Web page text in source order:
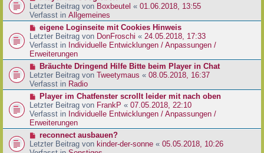
a
g
B
e
i
r
a
g
e
u
e
r
B
e
i
r
a
g
Letzter Beitrag von Boxbeutel « 01.06.2018, 13:55
Verfasst in Allgemeines
N
e
u
e
r
B
e
i
r
a
g
eigene Loginseite mit Cookies Hinweis
Letzter Beitrag von DonFroschi « 24.05.2018, 17:33
Verfasst in Individuelle Entwicklungen / Anpassungen /
Erweiterungen
N
e
u
e
r
B
e
i
r
Bräuchte Dringend Hilfe Bitte beim Player in Chat
Letzter Beitrag von Tweetymaus « 08.05.2018, 16:37
Verfasst in Radio
N
e
u
e
r
B
e
Player im Chatfenster scrollt leider mit nach oben
Letzter Beitrag von FrankP « 07.05.2018, 22:10
Verfasst in Individuelle Entwicklungen / Anpassungen /
Erweiterungen
N
e
reconnect ausbauen?
Letzter Beitrag von kinder-der-sonne « 05.05.2018, 10:26